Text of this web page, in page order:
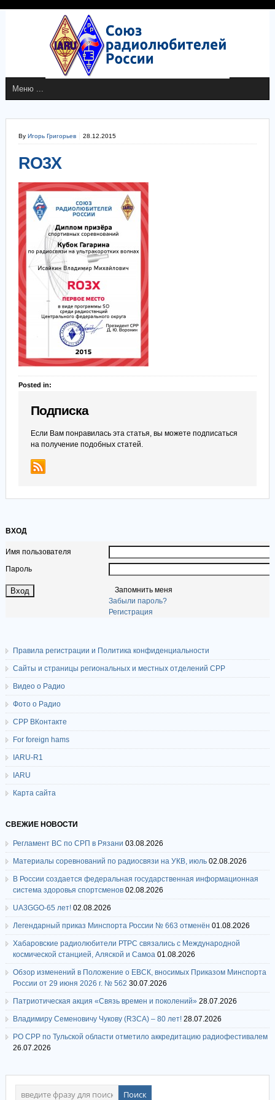
By Игорь Григорьев 28.12.2015
RO3X
Posted in:
Подписка
Если Вам понравилась эта статья, вы можете подписаться
на получение подобных статей.
ВХОД
Имя пользователя
Пароль
Запомнить меня
Забыли пароль?
Регистрация
Правила регистрации и Политика конфиденциальности
Сайты и страницы региональных и местных отделений СРР
Видео о Радио
Фото о Радио
СРР ВКонтакте
For foreign hams
IARU-R1
IARU
Карта сайта
СВЕЖИЕ НОВОСТИ
Регламент ВС по СРП в Рязани 03.08.2026
Материалы соревнований по радиосвязи на УКВ, июль 02.08.2026
В России создается федеральная государственная информационная
система здоровья спортсменов 02.08.2026
UA3GGO-65 лет! 02.08.2026
Легендарный приказ Минспорта России № 663 отменён 01.08.2026
Хабаровские радиолюбители РТРС связались с Международной
космической станцией, Аляской и Самоа 01.08.2026
Обзор изменений в Положение о ЕВСК, вносимых Приказом Минспорта
России от 29 июня 2026 г. № 562 30.07.2026
Патриотическая акция «Связь времен и поколений» 28.07.2026
Владимиру Семеновичу Чукову (R3CA) – 80 лет! 28.07.2026
РО СРР по Тульской области отметило аккредитацию радиофестивалем
26.07.2026